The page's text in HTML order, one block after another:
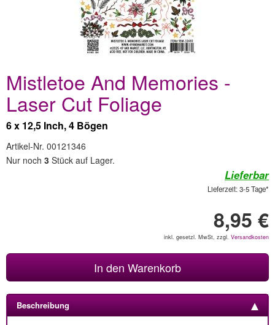
Mistletoe And Memories -
Laser Cut Foliage
6 x 12,5 Inch, 4 Bögen
Artikel-Nr. 00121346
Nur noch 3 Stück auf Lager.
Lieferbar
Lieferzeit: 3-5 Tage*
8,95 €
inkl. gesetzl. MwSt, zzgl. Versandkosten
In den Warenkorb
Beschreibung